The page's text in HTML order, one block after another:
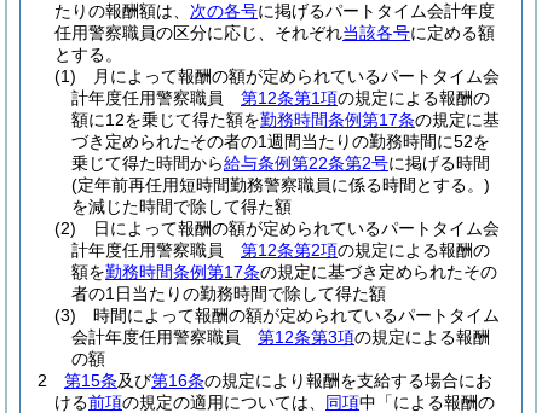
たりの報酬額は、 次の各号に掲げるパートタイム会計年度
任用警察職員の区分に応じ、それぞれ当該各号に定める額
とする。
(1)
月によって報酬の額が定められているパートタイム会
計年度任用警察職員 第12条第1項の規定による報酬の
額に12を乗じて得た額を勤務時間条例第17条の規定に基
づき定められたその者の1週間当たりの勤務時間に52を
乗じて得た時間から給与条例第22条第2号に掲げる時間
(定年前再任用短時間勤務警察職員に係る時間とする。)
を減じた時間で除して得た額
(2)
日によって報酬の額が定められているパートタイム会
計年度任用警察職員 第12条第2項の規定による報酬の
額を勤務時間条例第17条の規定に基づき定められたその
者の1日当たりの勤務時間で除して得た額
(3)
時間によって報酬の額が定められているパートタイム
会計年度任用警察職員 第12条第3項の規定による報酬
の額
2
第15条及び第16条の規定により報酬を支給する場合にお
ける前項の規定の適用については、 同項中「による報酬の